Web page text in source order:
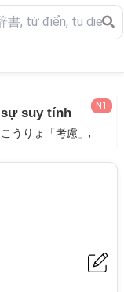
sự suy tính
こうりょ「考慮」;
N1